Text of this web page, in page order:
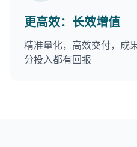
更高效：长效增值
精准量化，高效交付，成
分投入都有回报